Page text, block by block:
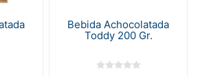
Bebida Achocolatada
Toddy 200 Gr.